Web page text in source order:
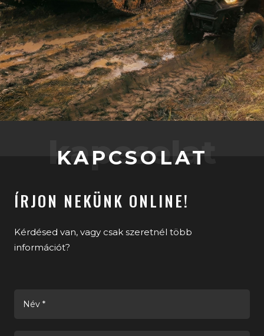
KAPCSOLAT
kapcsolat
ÍRJON NEKÜNK ONLINE!
Kérdésed van, vagy csak szeretnél több
információt?